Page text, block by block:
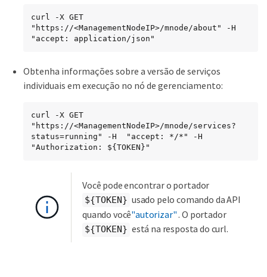
curl -X GET
"https://<ManagementNodeIP>/mnode/about" -H
"accept: application/json"
Obtenha informações sobre a versão de serviços
individuais em execução no nó de gerenciamento:
curl -X GET
"https://<ManagementNodeIP>/mnode/services?
status=running" -H  "accept: */*" -H
"Authorization: ${TOKEN}"
Você pode encontrar o portador
${TOKEN} usado pelo comando da API
quando você"autorizar". O portador
${TOKEN} está na resposta do curl.